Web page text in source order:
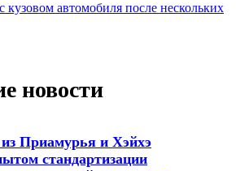
кузовом автомобиля после нескольких
новости
Приамурья и Хэйхэ
стандартизации